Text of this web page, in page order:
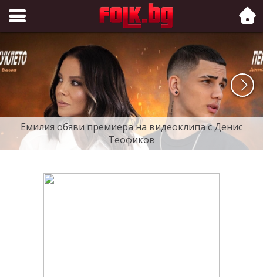
Folk.bg
Емилия обяви премиера на видеоклипа с Денис
Теофиков